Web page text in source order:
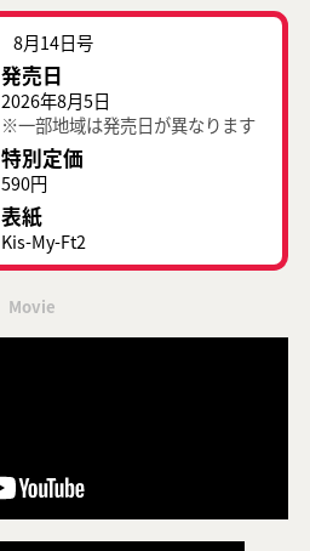
8月14日号
発売日
2026年8月5日
※一部地域は発売日が異なります
特別定価
590円
表紙
Kis-My-Ft2
Movie